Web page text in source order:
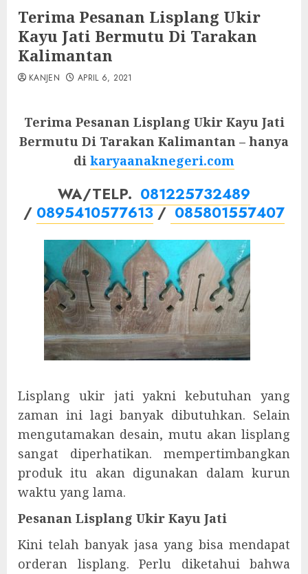
Terima Pesanan Lisplang Ukir
Kayu Jati Bermutu Di Tarakan
Kalimantan
KANJEN APRIL 6, 2021
Terima Pesanan Lisplang Ukir Kayu Jati
Bermutu Di Tarakan Kalimantan – hanya
di karyaanaknegeri.com
WA/TELP. 081225732489
/ 0895410577613/085801557407
Lisplang ukir jati yakni kebutuhan yang
zaman ini lagi banyak dibutuhkan. Selain
mengutamakan desain, mutu akan lisplang
sangat diperhatikan. mempertimbangkan
produk itu akan digunakan dalam kurun
waktu yang lama.
Pesanan Lisplang Ukir Kayu Jati
Kini telah banyak jasa yang bisa mendapat
orderan lisplang. Perlu diketahui bahwa